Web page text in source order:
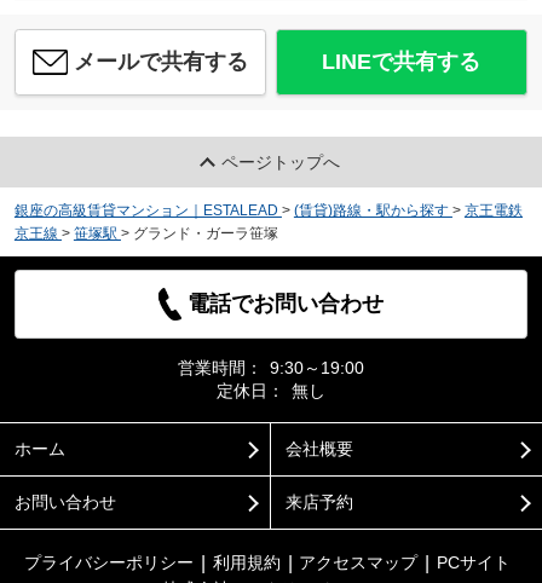
メールで共有する LINEで共有する
ページトップへ
銀座の高級賃貸マンション｜ESTALEAD > (賃貸)路線・駅から探す > 京王電鉄
京王線 > 笹塚駅 > グランド・ガーラ笹塚
電話でお問い合わせ
営業時間：
9:30～19:00
定休日：
無し
ホーム 会社概要
お問い合わせ 来店予約
プライバシーポリシー 利用規約 アクセスマップ
PCサイト